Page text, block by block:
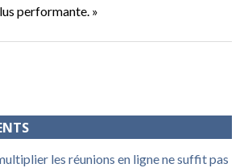
performante. »
les réunions en ligne ne suffit pas